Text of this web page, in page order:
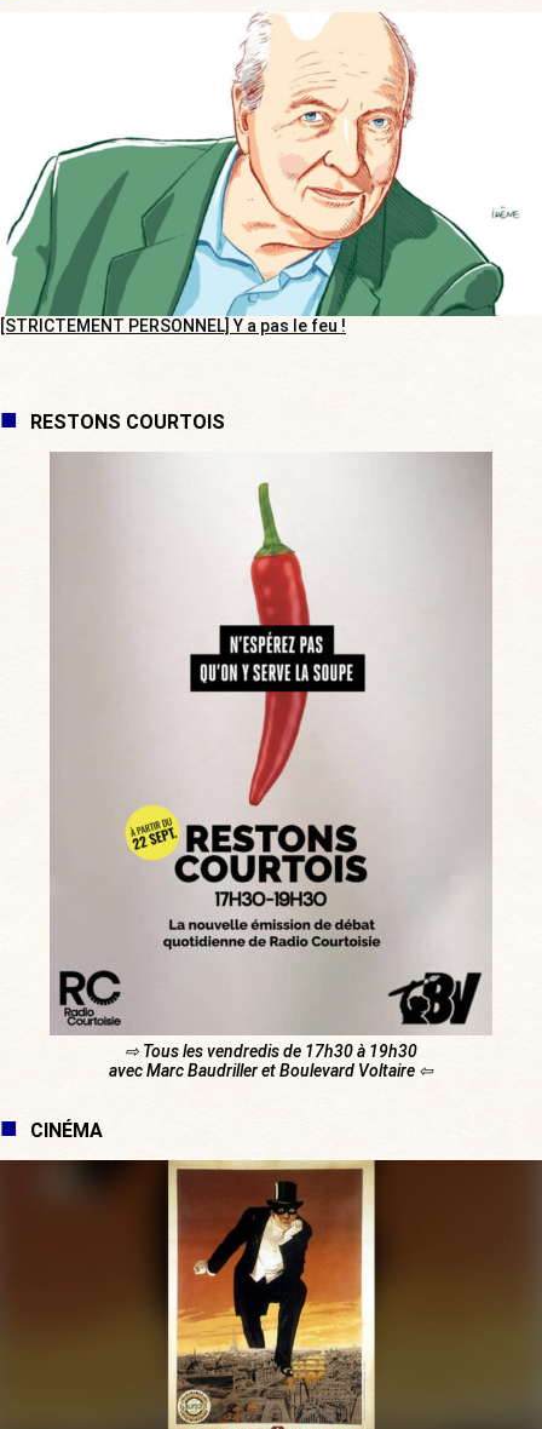
[STRICTEMENT PERSONNEL] Y a pas le feu !
RESTONS COURTOIS
⇨ Tous les vendredis de 17h30 à 19h30
avec Marc Baudriller et Boulevard Voltaire ⇦
CINÉMA